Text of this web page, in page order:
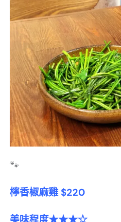
🐾
檸香椒麻雞 $220